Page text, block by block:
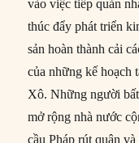
vào việc tiếp quản
thúc đẩy phát triển
sản hoàn thành cải
của những kế hoạch
Xô. Những người
mở rộng nhà nước
cầu Pháp rút quân